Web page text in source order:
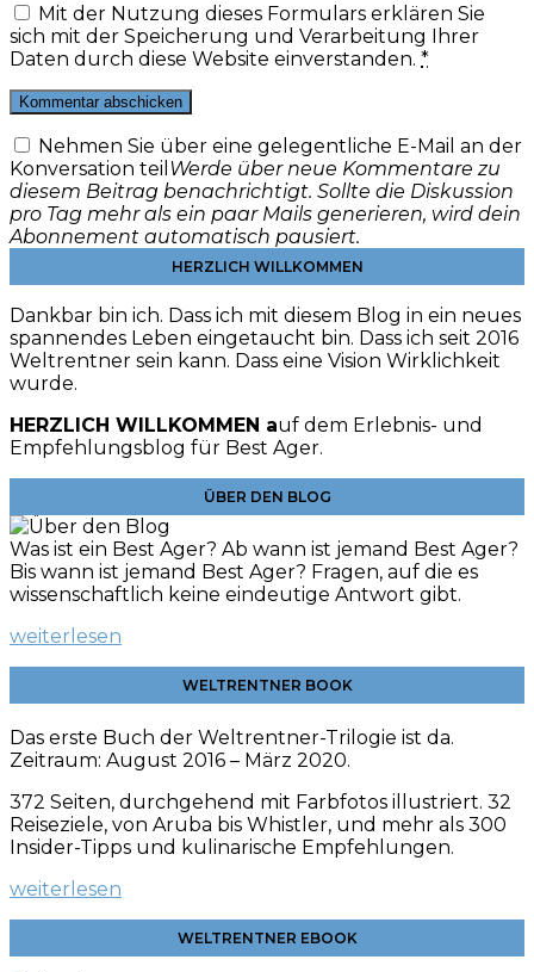
Mit der Nutzung dieses Formulars erklären Sie
sich mit der Speicherung und Verarbeitung Ihrer
Daten durch diese Website einverstanden. *
Nehmen Sie über eine gelegentliche E-Mail an der
Konversation teil Werde über neue Kommentare zu
diesem Beitrag benachrichtigt. Sollte die Diskussion
pro Tag mehr als ein paar Mails generieren, wird dein
Abonnement automatisch pausiert.
HERZLICH WILLKOMMEN
Dankbar bin ich. Dass ich mit diesem Blog in ein neues
spannendes Leben eingetaucht bin. Dass ich seit 2016
Weltrentner sein kann. Dass eine Vision Wirklichkeit
wurde.
HERZLICH WILLKOMMEN auf dem Erlebnis- und
Empfehlungsblog für Best Ager.
ÜBER DEN BLOG
Was ist ein Best Ager? Ab wann ist jemand Best Ager?
Bis wann ist jemand Best Ager? Fragen, auf die es
wissenschaftlich keine eindeutige Antwort gibt.
weiterlesen
WELTRENTNER BOOK
Das erste Buch der Weltrentner-Trilogie ist da.
Zeitraum: August 2016 – März 2020.
372 Seiten, durchgehend mit Farbfotos illustriert. 32
Reiseziele, von Aruba bis Whistler, und mehr als 300
Insider-Tipps und kulinarische Empfehlungen.
weiterlesen
WELTRENTNER EBOOK